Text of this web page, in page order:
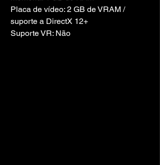
Placa de vídeo: 2 GB de VRAM /
suporte a DirectX 12+
Suporte VR: Não